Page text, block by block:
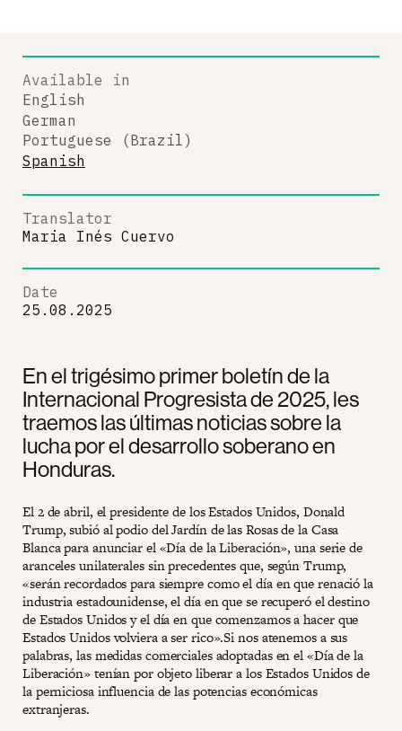
En el trigésimo primer boletín de la
Internacional Progresista de 2025, les
traemos las últimas noticias sobre la
lucha por el desarrollo soberano en
Honduras.
El 2 de abril, el presidente de los Estados Unidos, Donald
Trump, subió al podio del Jardín de las Rosas de la Casa
Blanca para anunciar el «Día de la Liberación», una serie de
aranceles unilaterales sin precedentes que, según Trump,
«serán recordados para siempre como el día en que renació la
industria estadounidense, el día en que se recuperó el destino
de Estados Unidos y el día en que comenzamos a hacer que
Estados Unidos volviera a ser rico».Si nos atenemos a sus
palabras, las medidas comerciales adoptadas en el «Día de la
Liberación» tenían por objeto liberar a los Estados Unidos de
la perniciosa influencia de las potencias económicas
extranjeras.
Available in
English
German
Portuguese (Brazil)
Spanish
Translator
Maria Inés Cuervo
Date
25.08.2025